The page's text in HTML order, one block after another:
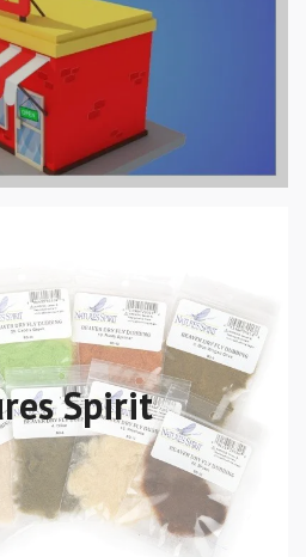
Spirit